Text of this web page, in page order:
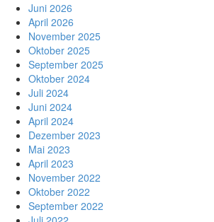
Juni 2026
April 2026
November 2025
Oktober 2025
September 2025
Oktober 2024
Juli 2024
Juni 2024
April 2024
Dezember 2023
Mai 2023
April 2023
November 2022
Oktober 2022
September 2022